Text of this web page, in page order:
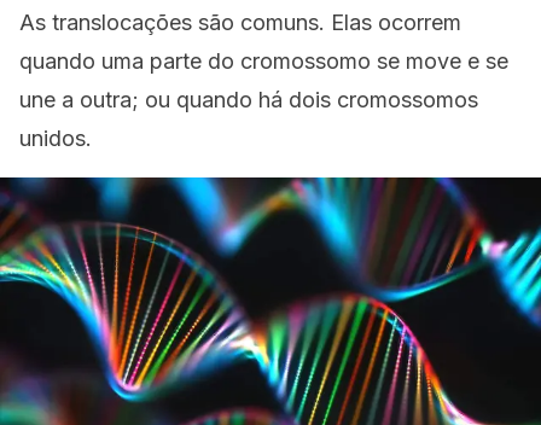
As translocações são comuns. Elas ocorrem
quando uma parte do cromossomo se move e se
une a outra; ou quando há dois cromossomos
unidos.